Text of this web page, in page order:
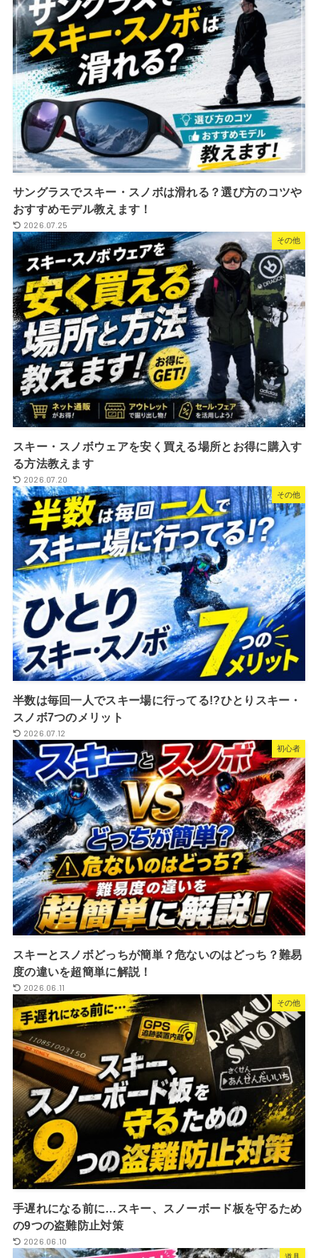
サングラスでスキー・スノボは滑れる？選び方のコツや
おすすめモデル教えます！
2026.07.25
その他
スキー・スノボウェアを安く買える場所とお得に購入す
る方法教えます
2026.07.20
その他
半数は毎回一人でスキー場に行ってる!?ひとりスキー・
スノボ7つのメリット
2026.07.12
初心者
スキーとスノボどっちが簡単？危ないのはどっち？難易
度の違いを超簡単に解説！
2026.06.11
その他
手遅れになる前に…スキー、スノーボード板を守るため
の9つの盗難防止対策
2026.06.10